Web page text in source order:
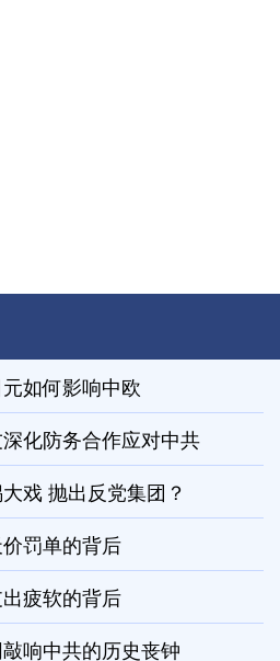
如何影响中欧
深化防务合作应对中共
戏 抛出反党集团？
罚单的背后
疲软的背后
响中共的历史丧钟